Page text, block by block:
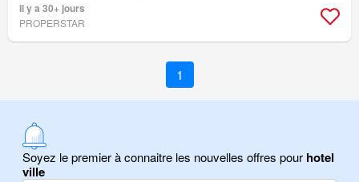
Il y a 30+ jours
PROPERSTAR
1
Soyez le premier à connaitre les nouvelles offres pour hotel
ville